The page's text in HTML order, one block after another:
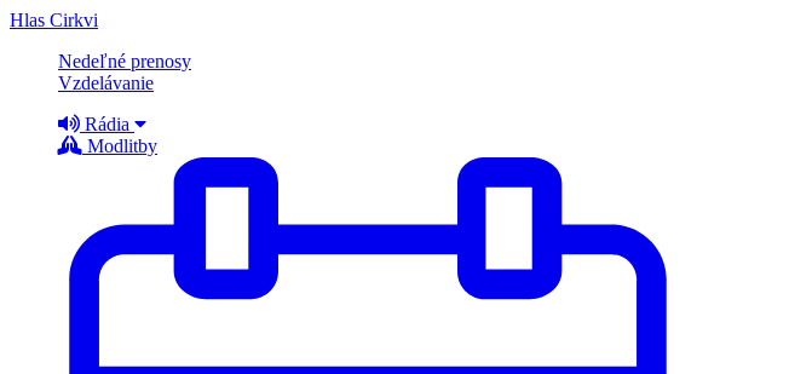
Hlas Cirkvi
Nedeľné prenosy
Vzdelávanie
Rádia
Modlitby